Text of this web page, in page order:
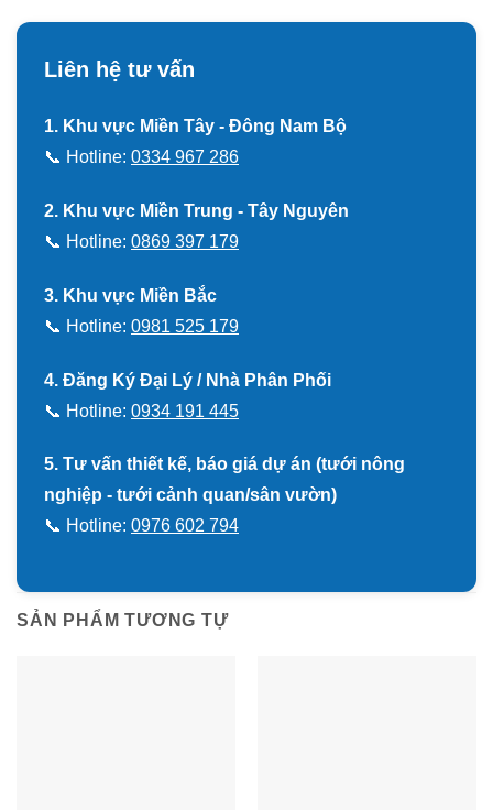
Liên hệ tư vấn
1. Khu vực Miền Tây - Đông Nam Bộ
📞 Hotline: 0334 967 286
2. Khu vực Miền Trung - Tây Nguyên
📞 Hotline: 0869 397 179
3. Khu vực Miền Bắc
📞 Hotline: 0981 525 179
4. Đăng Ký Đại Lý / Nhà Phân Phối
📞 Hotline: 0934 191 445
5. Tư vấn thiết kế, báo giá dự án (tưới nông
nghiệp - tưới cảnh quan/sân vườn)
📞 Hotline: 0976 602 794
SẢN PHẨM TƯƠNG TỰ